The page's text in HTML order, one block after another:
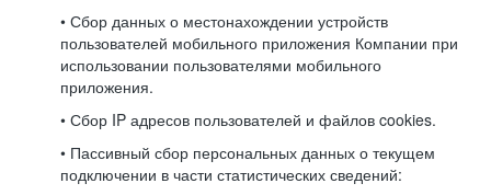
• Сбор данных о местонахождении устройств
пользователей мобильного приложения Компании при
использовании пользователями мобильного
приложения.
• Сбор IP адресов пользователей и файлов cookies.
• Пассивный сбор персональных данных о текущем
подключении в части статистических сведений: